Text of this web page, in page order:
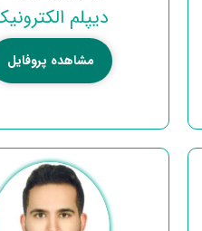
دیپلم
مشاهده پروفایل